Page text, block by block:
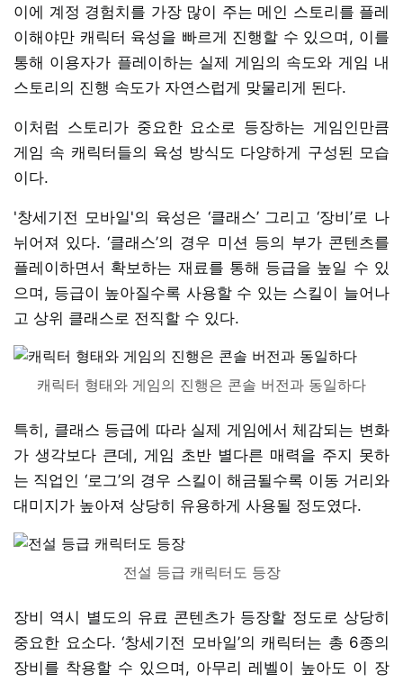
이에 계정 경험치를 가장 많이 주는 메인 스토리를 플레
이해야만 캐릭터 육성을 빠르게 진행할 수 있으며, 이를
통해 이용자가 플레이하는 실제 게임의 속도와 게임 내
스토리의 진행 속도가 자연스럽게 맞물리게 된다.
이처럼 스토리가 중요한 요소로 등장하는 게임인만큼
게임 속 캐릭터들의 육성 방식도 다양하게 구성된 모습
이다.
'창세기전 모바일'의 육성은 ‘클래스’ 그리고 ‘장비’로 나
뉘어져 있다. ‘클래스’의 경우 미션 등의 부가 콘텐츠를
플레이하면서 확보하는 재료를 통해 등급을 높일 수 있
으며, 등급이 높아질수록 사용할 수 있는 스킬이 늘어나
고 상위 클래스로 전직할 수 있다.
캐릭터 형태와 게임의 진행은 콘솔 버전과 동일하다
특히, 클래스 등급에 따라 실제 게임에서 체감되는 변화
가 생각보다 큰데, 게임 초반 별다른 매력을 주지 못하
는 직업인 ‘로그’의 경우 스킬이 해금될수록 이동 거리와
대미지가 높아져 상당히 유용하게 사용될 정도였다.
전설 등급 캐릭터도 등장
장비 역시 별도의 유료 콘텐츠가 등장할 정도로 상당히
중요한 요소다. ‘창세기전 모바일’의 캐릭터는 총 6종의
장비를 착용할 수 있으며, 아무리 레벨이 높아도 이 장